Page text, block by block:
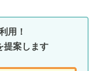
用！
提案します